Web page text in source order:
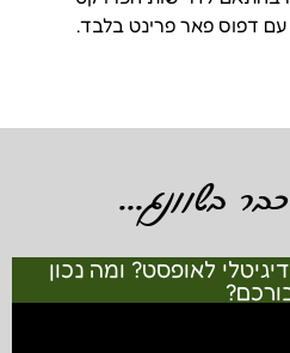
דפוס פאר פרינט בלבד.
בשוונג...
לאופסט? ומה נכון